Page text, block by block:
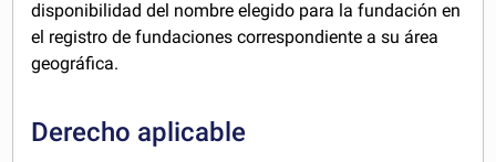
disponibilidad del nombre elegido para la fundación en
el registro de fundaciones correspondiente a su área
geográfica.
Derecho aplicable